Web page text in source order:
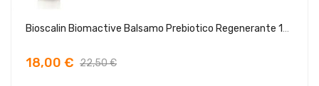
Bioscalin Biomactive Balsamo Prebiotico Regenerante 100ml
18,00 € 22,50 €